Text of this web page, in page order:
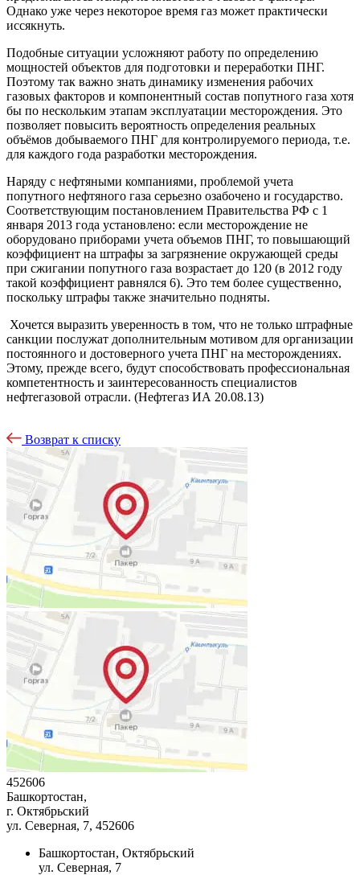
Однако уже через некоторое время газ может практически
иссякнуть.
Подобные ситуации усложняют работу по определению
мощностей объектов для подготовки и переработки ПНГ.
Поэтому так важно знать динамику изменения рабочих
газовых факторов и компонентный состав попутного газа хотя
бы по нескольким этапам эксплуатации месторождения. Это
позволяет повысить вероятность определения реальных
объёмов добываемого ПНГ для контролируемого периода, т.е.
для каждого года разработки месторождения.
Наряду с нефтяными компаниями, проблемой учета
попутного нефтяного газа серьезно озабочено и государство.
Соответствующим постановлением Правительства РФ с 1
января 2013 года установлено: если месторождение не
оборудовано приборами учета объемов ПНГ, то повышающий
коэффициент на штрафы за загрязнение окружающей среды
при сжигании попутного газа возрастает до 120 (в 2012 году
такой коэффициент равнялся 6). Это тем более существенно,
поскольку штрафы также значительно подняты.
Хочется выразить уверенность в том, что не только штрафные
санкции послужат дополнительным мотивом для организации
постоянного и достоверного учета ПНГ на месторождениях.
Этому, прежде всего, будут способствовать профессиональная
компетентность и заинтересованность специалистов
нефтегазовой отрасли. (Нефтегаз ИА 20.08.13)
Возврат к списку
452606
Башкортостан,
г. Октябрьский
ул. Северная, 7, 452606
Башкортостан, Октябрьский
ул. Северная, 7